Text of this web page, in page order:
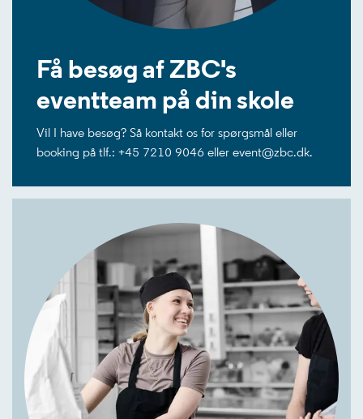
Få besøg af ZBC's
eventteam på din skole
Vil I have besøg? Så kontakt os for spørgsmål eller
booking på tlf.: +45 7210 9046 eller event@zbc.dk.